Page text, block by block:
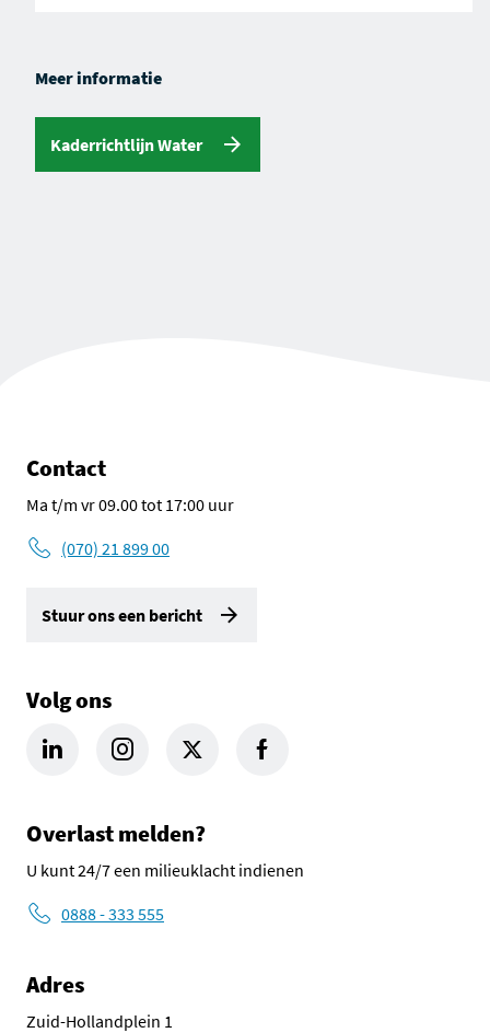
Meer informatie
Kaderrichtlijn Water
Contact
Ma t/m vr 09.00 tot 17:00 uur
(070) 21 899 00
Stuur ons een bericht
Volg ons
LinkedIn Omgevingsdienst Haaglanden (opent in een nieuw
Instagram Omgevingsdienst Haaglanden (opent in
X Omgevingsdienst Haaglanden (opent in
Facebook Omgevingsdienst
Overlast melden?
U kunt 24/7 een milieuklacht indienen
0888 - 333 555
Adres
Zuid-Hollandplein 1